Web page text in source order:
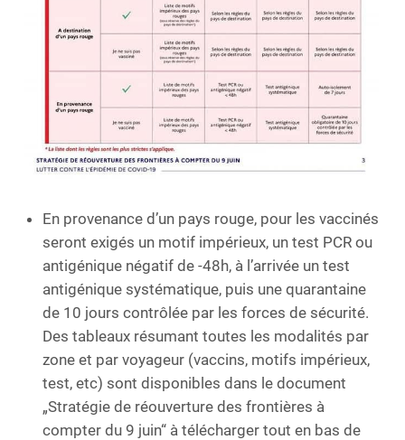
En provenance d’un pays rouge, pour les vaccinés
seront exigés un motif impérieux, un test PCR ou
antigénique négatif de -48h, à l’arrivée un test
antigénique systématique, puis une quarantaine
de 10 jours contrôlée par les forces de sécurité.
Des tableaux résumant toutes les modalités par
zone et par voyageur (vaccins, motifs impérieux,
test, etc) sont disponibles dans le document
„Stratégie de réouverture des frontières à
compter du 9 juin“ à télécharger tout en bas de